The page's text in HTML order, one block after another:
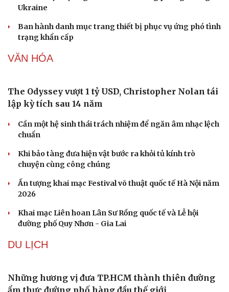
Kho đạn dược và tên lửa chủ lực của Mỹ
“ma trận” 550 biến thể
tác với Rolls-Royce
Tên lửa đạn đạo Nga khoét sâu lỗ hổng phòng không
Ban hành danh mục trang thiết bị phục vụ ứng phó tình
VĂN HÓA